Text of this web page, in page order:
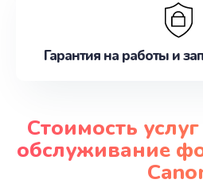
Гарантия на работы и
Стоимость
обслуживание